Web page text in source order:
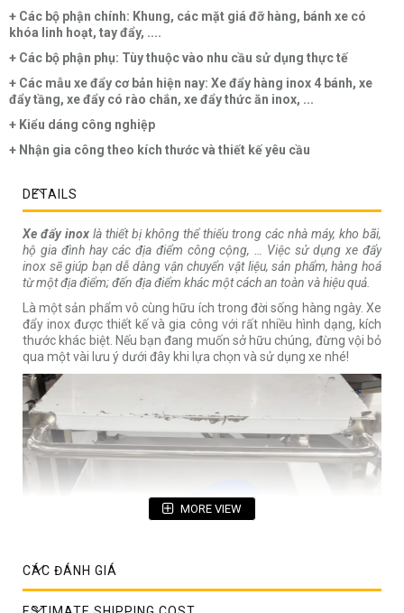
+ Các bộ phận chính: Khung, các mặt giá đỡ hàng, bánh xe có
khóa linh hoạt, tay đẩy, ....
+ Các bộ phận phụ: Tùy thuộc vào nhu cầu sử dụng thực tế
+ Các mẫu xe đẩy cơ bản hiện nay: Xe đẩy hàng inox 4 bánh, xe
đẩy tầng, xe đẩy có rào chắn, xe đẩy thức ăn inox, ...
+ Kiểu dáng công nghiệp
+ Nhận gia công theo kích thước và thiết kế yêu cầu
DETAILS
Xe đẩy inox là thiết bị không thể thiếu trong các nhà máy, kho bãi,
hộ gia đình hay các địa điểm công cộng, … Việc sử dụng xe đẩy
inox sẽ giúp bạn dễ dàng vận chuyển vật liệu, sản phẩm, hàng hoá
từ một địa điểm; đến địa điểm khác một cách an toàn và hiệu quả.
Là một sản phẩm vô cùng hữu ích trong đời sống hàng ngày. Xe
đẩy inox được thiết kế và gia công với rất nhiều hình dạng, kích
thước khác biệt. Nếu bạn đang muốn sở hữu chúng, đừng vội bỏ
qua một vài lưu ý dưới đây khi lựa chọn và sử dụng xe nhé!
MORE VIEW
CÁC ĐÁNH GIÁ